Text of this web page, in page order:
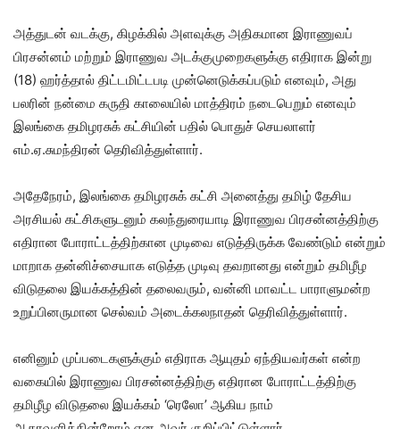
அத்துடன் வடக்கு, கிழக்கில் அளவுக்கு அதிகமான இராணுவப்
பிரசன்னம் மற்றும் இராணுவ அடக்குமுறைகளுக்கு எதிராக இன்று
(18) ஹர்த்தால் திட்டமிட்டபடி முன்னெடுக்கப்படும் எனவும், அது
பலரின் நன்மை கருதி காலையில் மாத்திரம் நடைபெறும் எனவும்
இலங்கை தமிழரசுக் கட்சியின் பதில் பொதுச் செயலாளர்
எம்.ஏ.சுமந்திரன் தெரிவித்துள்ளார்.
அதேநேரம், இலங்கை தமிழரசுக் கட்சி அனைத்து தமிழ் தேசிய
அரசியல் கட்சிகளுடனும் கலந்துரையாடி இராணுவ பிரசன்னத்திற்கு
எதிரான போராட்டத்திற்கான முடிவை எடுத்திருக்க வேண்டும் என்றும்
மாறாக தன்னிச்சையாக எடுத்த முடிவு தவறானது என்றும் தமிழீழ
விடுதலை இயக்கத்தின் தலைவரும், வன்னி மாவட்ட பாராளுமன்ற
உறுப்பினருமான செல்வம் அடைக்கலநாதன் தெரிவித்துள்ளார்.
எனினும் முப்படைகளுக்கும் எதிராக ஆயுதம் ஏந்தியவர்கள் என்ற
வகையில் இராணுவ பிரசன்னத்திற்கு எதிரான போராட்டத்திற்கு
தமிழீழ விடுதலை இயக்கம் ‘ரெலோ’ ஆகிய நாம்